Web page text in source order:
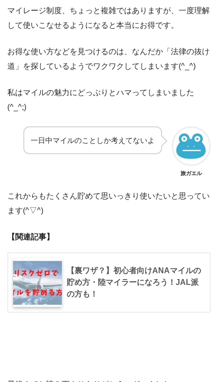
マイレージ制度、ちょっと複雑ではありますが、一度理解
して使いこなせるようになると本当にお得です。
お得な使い方などを見つけるのは、なんだか「法律の抜け
道」を探しているようでワクワクしてしまいます(^_^)
私はマイルの魅力にどっぷりとハマってしまいました
(^_^;)
一日中マイルのことしか考えてないよ
旅ガエル
これからもたくさん貯めて思いっきり使いたいと思ってい
ます(^▽^)
【関連記事】
【裏ワザ？】初心者向けANAマイルの
貯め方・陸マイラーになろう！JAL派
の方も！